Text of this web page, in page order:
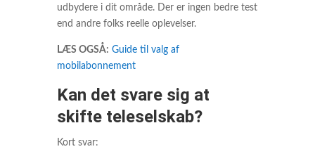
udbydere i dit område. Der er ingen bedre test
end andre folks reelle oplevelser.
LÆS OGSÅ: Guide til valg af
mobilabonnement
Kan det svare sig at
skifte teleselskab?
Kort svar: